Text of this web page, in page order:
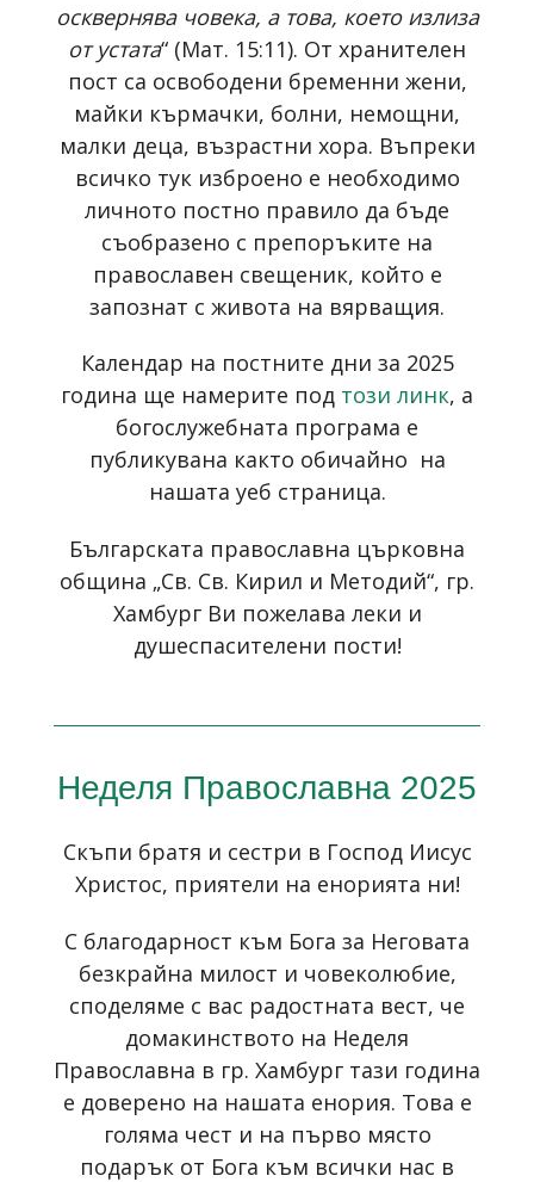
осквернява човека, а това, което излиза
от устата“ (Мат. 15:11). От хранителен
пост са освободени бременни жени,
майки кърмачки, болни, немощни,
малки деца, възрастни хора. Въпреки
всичко тук изброено е необходимо
личното постно правило да бъде
съобразено с препоръките на
православен свещеник, който е
запознат с живота на вярващия.
Календар на постните дни за 2025
година ще намерите под този линк, а
богослужебната програма е
публикувана както обичайно на
нашата уеб страница.
Българската православна църковна
община „Св. Св. Кирил и Методий“, гр.
Хамбург Ви пожелава леки и
душеспасителени пости!
Неделя Православна 2025
Скъпи братя и сестри в Господ Иисус
Христос, приятели на енорията ни!
С благодарност към Бога за Неговата
безкрайна милост и човеколюбие,
споделяме с вас радостната вест, че
домакинството на Неделя
Православна в гр. Хамбург тази година
е доверено на нашата енория. Това е
голяма чест и на първо място
подарък от Бога към всички нас в